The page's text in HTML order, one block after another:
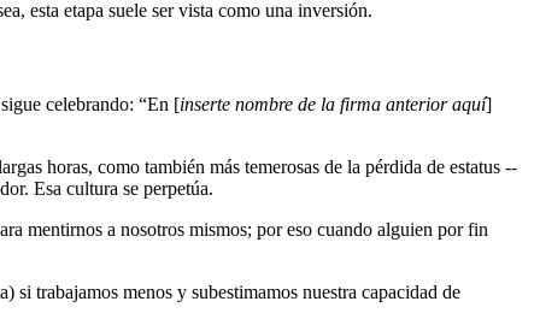
esta etapa suele ser vista como una inversión.
celebrando: “En [inserte nombre de la firma anterior aquí]
horas, como también más temerosas de la pérdida de estatus --
Esa cultura se perpetúa.
mentirnos a nosotros mismos; por eso cuando alguien por fin
si trabajamos menos y subestimamos nuestra capacidad de